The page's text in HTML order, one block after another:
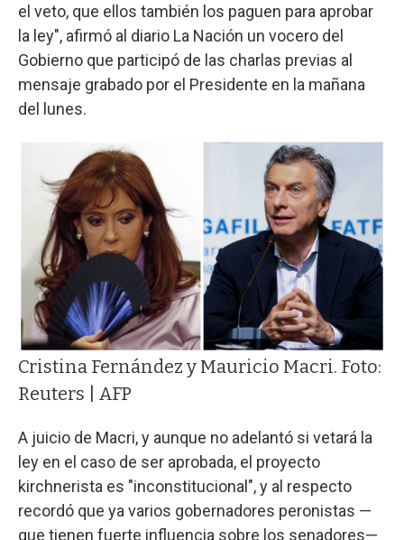
el veto, que ellos también los paguen para aprobar
la ley", afirmó al diario La Nación un vocero del
Gobierno que participó de las charlas previas al
mensaje grabado por el Presidente en la mañana
del lunes.
Cristina Fernández y Mauricio Macri. Foto:
Reuters | AFP
A juicio de Macri, y aunque no adelantó si vetará la
ley en el caso de ser aprobada, el proyecto
kirchnerista es "inconstitucional", y al respecto
recordó que ya varios gobernadores peronistas —
que tienen fuerte influencia sobre los senadores—